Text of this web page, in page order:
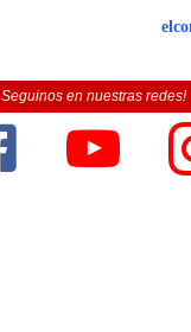
Seguinos en nuestras redes!